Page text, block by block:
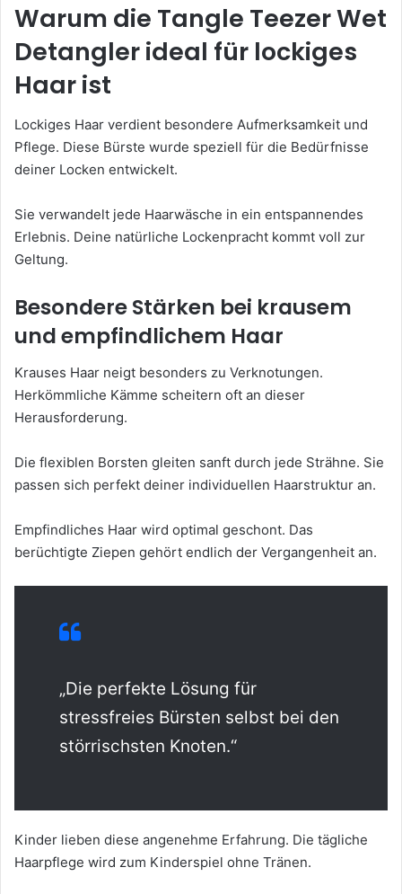
Warum die Tangle Teezer Wet
Detangler ideal für lockiges
Haar ist
Lockiges Haar verdient besondere Aufmerksamkeit und
Pflege. Diese Bürste wurde speziell für die Bedürfnisse
deiner Locken entwickelt.
Sie verwandelt jede Haarwäsche in ein entspannendes
Erlebnis. Deine natürliche Lockenpracht kommt voll zur
Geltung.
Besondere Stärken bei krausem
und empfindlichem Haar
Krauses Haar neigt besonders zu Verknotungen.
Herkömmliche Kämme scheitern oft an dieser
Herausforderung.
Die flexiblen Borsten gleiten sanft durch jede Strähne. Sie
passen sich perfekt deiner individuellen Haarstruktur an.
Empfindliches Haar wird optimal geschont. Das
berüchtigte Ziepen gehört endlich der Vergangenheit an.
„Die perfekte Lösung für
stressfreies Bürsten selbst bei den
störrischsten Knoten.“
Kinder lieben diese angenehme Erfahrung. Die tägliche
Haarpflege wird zum Kinderspiel ohne Tränen.